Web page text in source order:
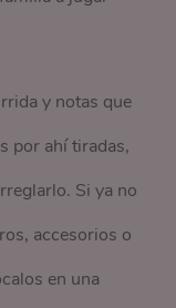
y notas que
por ahí tiradas,
Si ya no
accesorios o
en una